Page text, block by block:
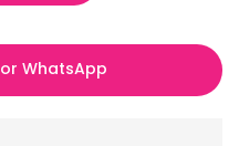
WhatsApp